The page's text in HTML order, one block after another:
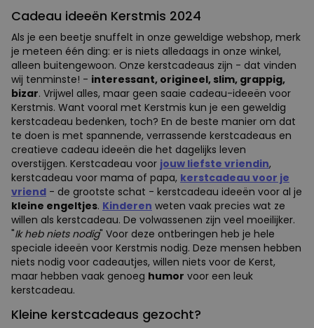
Cadeau ideeën Kerstmis 2024
Als je een beetje snuffelt in onze geweldige webshop, merk
je meteen één ding: er is niets alledaags in onze winkel,
alleen buitengewoon. Onze kerstcadeaus zijn - dat vinden
wij tenminste! - interessant, origineel, slim, grappig,
bizar. Vrijwel alles, maar geen saaie cadeau-ideeën voor
Kerstmis. Want vooral met Kerstmis kun je een geweldig
kerstcadeau bedenken, toch? En de beste manier om dat
te doen is met spannende, verrassende kerstcadeaus en
creatieve cadeau ideeën die het dagelijks leven
overstijgen. Kerstcadeau voor jouw liefste vriendin,
kerstcadeau voor mama of papa, kerstcadeau voor je
vriend - de grootste schat - kerstcadeau ideeën voor al je
kleine engeltjes. Kinderen weten vaak precies wat ze
willen als kerstcadeau. De volwassenen zijn veel moeilijker.
"Ik heb niets nodig" Voor deze ontberingen heb je hele
speciale ideeën voor Kerstmis nodig. Deze mensen hebben
niets nodig voor cadeautjes, willen niets voor de Kerst,
maar hebben vaak genoeg humor voor een leuk
kerstcadeau.
Kleine kerstcadeaus gezocht?